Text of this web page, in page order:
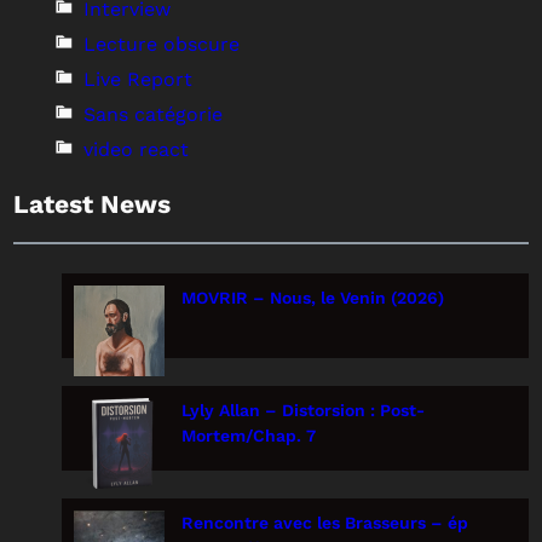
Interview
Lecture obscure
Live Report
Sans catégorie
video react
Latest News
MOVRIR – Nous, le Venin (2026)
Lyly Allan – Distorsion : Post-
Mortem/Chap. 7
Rencontre avec les Brasseurs – ép